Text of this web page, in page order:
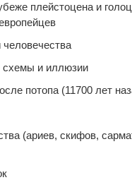
плейстоцена и
схемы и иллюзии
потопа (11700 лет
(ариев, скифов,